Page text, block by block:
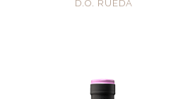
D.O. RUEDA